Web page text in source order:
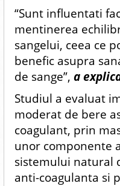
“Sunt influentati
mentinerea
sangelui, ceea ce
benefic asupra
de sange”, a
Studiul a evaluat
moderat de bere
coagulant, prin
unor componente
sistemului natural
anti-coagulanta si